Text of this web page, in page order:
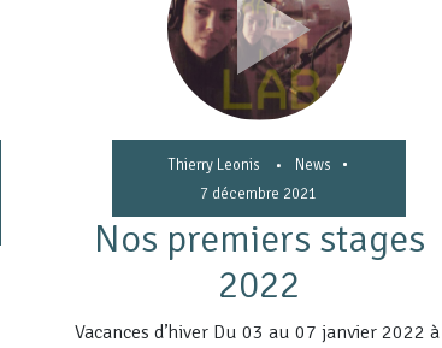
Thierry Leonis • News •
7 décembre 2021
Nos premiers stages
2022
Vacances d’hiver Du 03 au 07 janvier 2022 à